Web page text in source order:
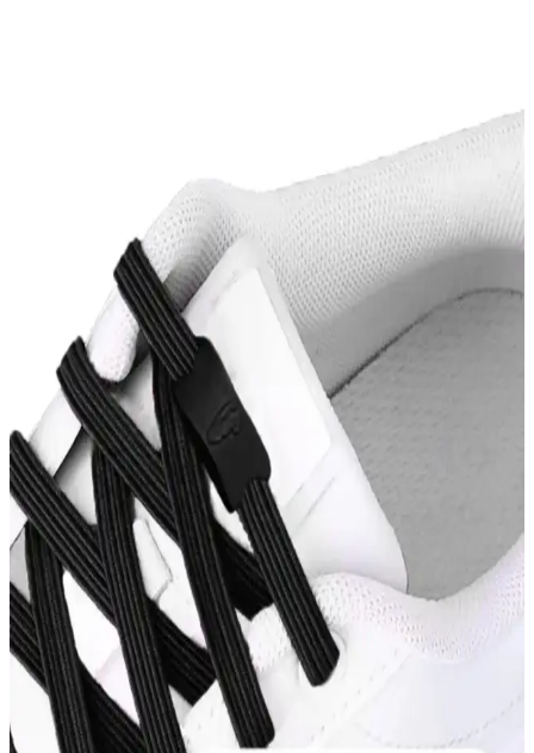
Fitness Ayakkabısı Seçimi ve Kullanım İpuçları
Fitness yaparken uygun ayakkabı seçimi, konfor ve performansı
artırır, ayak sağlığını korur ve teknolojik gelişmelerle desteklenir.
Modavien Kadın Abiye Ayakkabıları: Şıklık ve
Konforu Bir Arada Sunan Tasarımlar
Modavien markasının kadın abiye ayakkabıları, yüksek kaliteli
malzemeleri ve şık tasarımlarıyla özel günlerde mükemmel uyum
sağlar, konforu ve estetiği bir arada sunar.
Erkek Günlük Kullanım İçin Konforlu ve Sık Tercih
Edilen Ayakkabı Modelleri
Erkekler için konforlu ve sık kullanılan ayakkabılar, malzeme,
tasarım ve kullanım alanlarına göre seçilir, ayak sağlığını korur ve
günlük hareketleri destekler.
Bambi Kadın Sandaletleri: Plajda Şıklık ve Konforu
Bir Arada Sunan Modeller
Bambi kadın sandaletleri, plajda şıklık ve konforu bir arada sunar.
Hafif, suya dayanıklı ve çeşitli renk seçenekleriyle yaz aylarının
vazgeçilmez tercihi olur.